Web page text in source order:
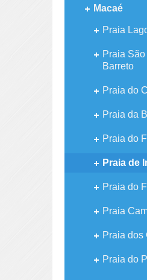
Macaé
Praia
Praia
Barreto
Praia do
Praia da
Praia do
Praia de
Praia do
Praia
Praia dos
Praia do